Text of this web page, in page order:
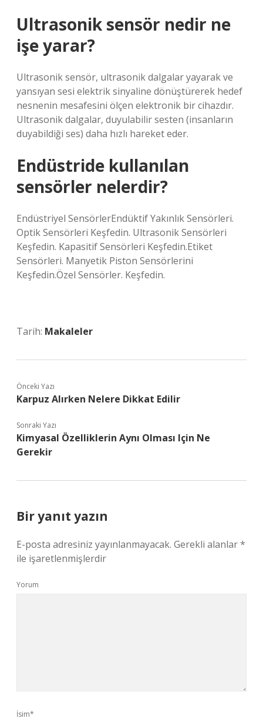
Ultrasonik sensör nedir ne
işe yarar?
Ultrasonik sensör, ultrasonik dalgalar yayarak ve
yansıyan sesi elektrik sinyaline dönüştürerek hedef
nesnenin mesafesini ölçen elektronik bir cihazdır.
Ultrasonik dalgalar, duyulabilir sesten (insanların
duyabildiği ses) daha hızlı hareket eder.
Endüstride kullanılan
sensörler nelerdir?
Endüstriyel SensörlerEndüktif Yakınlık Sensörleri.
Optik Sensörleri Keşfedin. Ultrasonik Sensörleri
Keşfedin. Kapasitif Sensörleri Keşfedin.Etiket
Sensörleri. Manyetik Piston Sensörlerini
Keşfedin.Özel Sensörler. Keşfedin.
Tarih: Makaleler
Önceki Yazı
Karpuz Alırken Nelere Dikkat Edilir
Sonraki Yazı
Kimyasal Özelliklerin Aynı Olması Için Ne
Gerekir
Bir yanıt yazın
E-posta adresiniz yayınlanmayacak. Gerekli alanlar*
ile işaretlenmişlerdir
Yorum
İsim*